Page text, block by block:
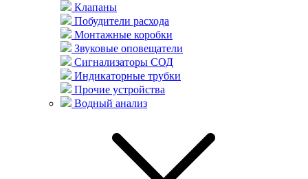
Клапаны
Побудители расхода
Монтажные коробки
Звуковые оповещатели
Сигнализаторы СОД
Индикаторные трубки
Прочие устройства
Водный анализ